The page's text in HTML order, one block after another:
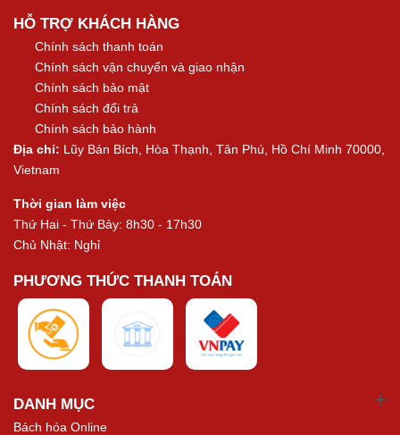
HỖ TRỢ KHÁCH HÀNG
Chính sách thanh toán
Chính sách vận chuyển và giao nhận
Chính sách bảo mật
Chính sách đổi trả
Chính sách bảo hành
Địa chỉ: Lũy Bán Bích, Hòa Thạnh, Tân Phú, Hồ Chí Minh 70000,
Vietnam
Thời gian làm việc
Thứ Hai - Thứ Bảy: 8h30 - 17h30
Chủ Nhật: Nghỉ
PHƯƠNG THỨC THANH TOÁN
DANH MỤC
Bách hóa Online